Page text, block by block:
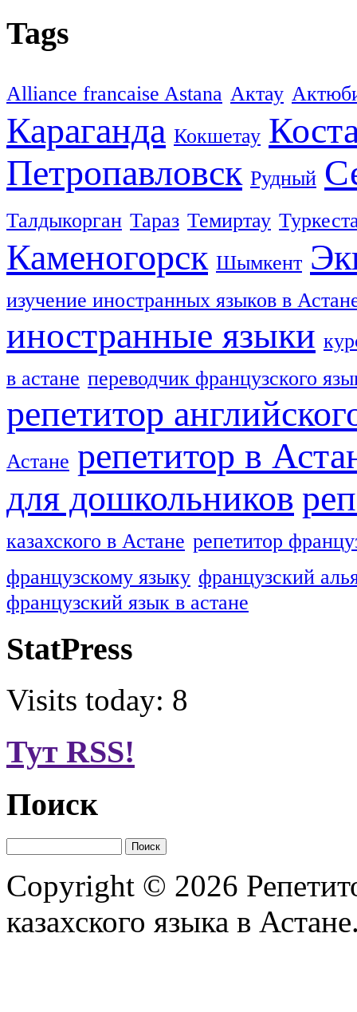
Tags
Alliance francaise Astana Актау
Караганда Кокшетау
Петропавловск Рудный
Талдыкорган Тараз Темиртау
Каменогорск Шымкент
изучение иностранных языков в
иностранные языки
в астане переводчик французского
репетитор
Астане репетитор в
для дошкольников
казахского в Астане репетитор
французскому языку французский
французский язык в астане
StatPress
Visits today: 8
Тут RSS!
Поиск
Copyright © 2026
казахского языка в Астане